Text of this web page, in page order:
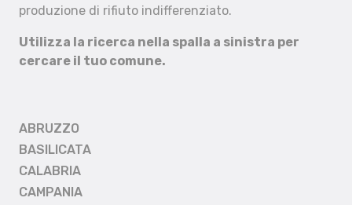
produzione di rifiuto indifferenziato.
Utilizza la ricerca nella spalla a sinistra per
cercare il tuo comune.
ABRUZZO
BASILICATA
CALABRIA
CAMPANIA